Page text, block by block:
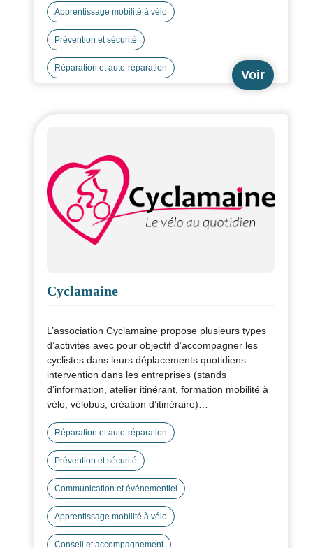
Apprentissage mobilité à vélo
Prévention et sécurité
Réparation et auto-réparation Voir
Cyclamaine
L’association Cyclamaine propose plusieurs types
d’activités avec pour objectif d’accompagner les
cyclistes dans leurs déplacements quotidiens:
intervention dans les entreprises (stands
d’information, atelier itinérant, formation mobilité à
vélo, vélobus, création d’itinéraire)
vélo-école à destination des particuliers
atelier d’auto-réparation ouvert du mardi au samedi
de 14h à 18h
vente de vélos d’occasions recyclés et révisés
gravage de vélo
plaidoyer dans le but d’améliorer les conditions de
circulation des cyclistes
Réparation et auto-réparation
Prévention et sécurité
Communication et événementiel
Apprentissage mobilité à vélo
Conseil et accompagnement